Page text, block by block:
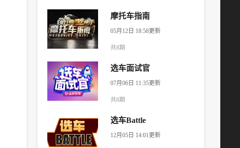
摩托车指南
05月12日 18:58更新
共8期
选车面试官
07月06日 11:35更新
共8期
选车Battle
12月05日 14:01更新